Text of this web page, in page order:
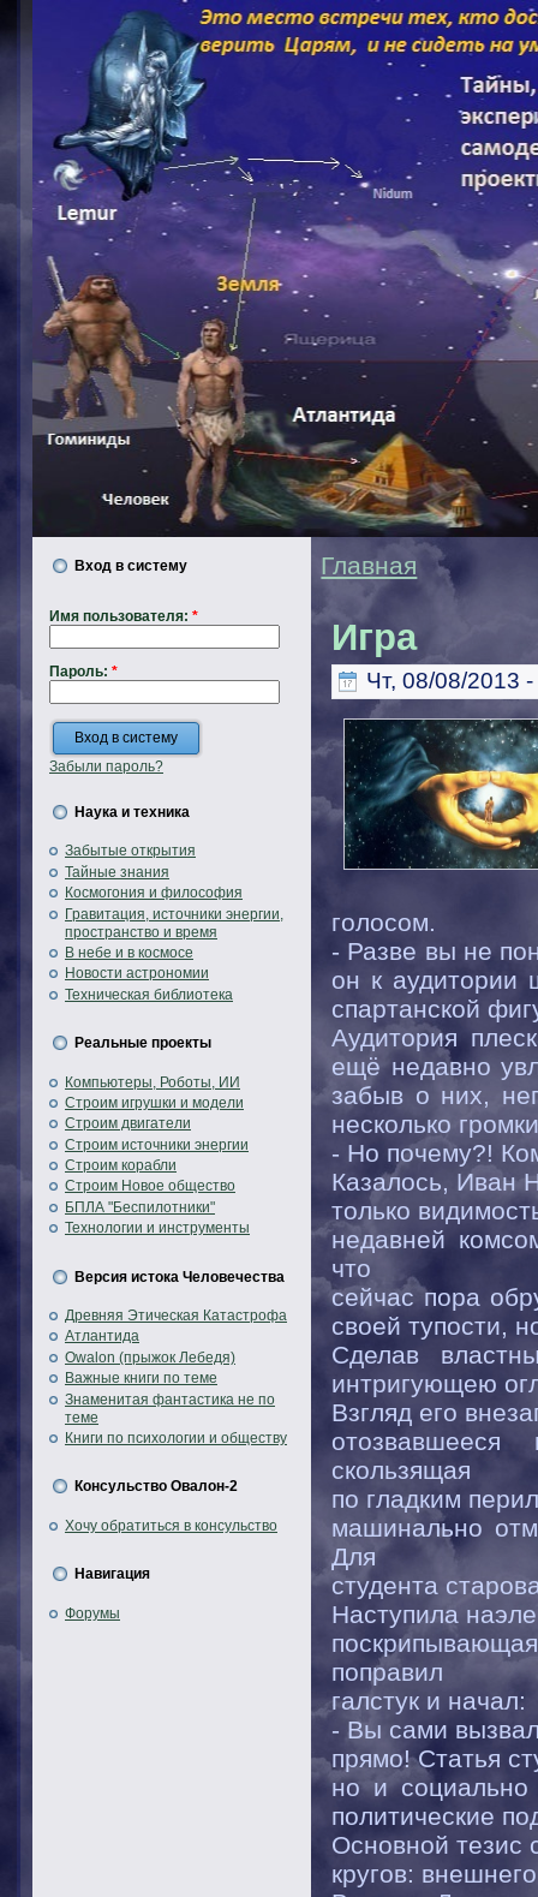
Вход в систему
Имя пользователя: *
Пароль: *
Забыли пароль?
Наука и техника
Забытые открытия
Тайные знания
Космогония и философия
Гравитация, источники энергии,
пространство и время
В небе и в космосе
Новости астрономии
Техническая библиотека
Реальные проекты
Компьютеры, Роботы, ИИ
Строим игрушки и модели
Строим двигатели
Строим источники энергии
Строим корабли
Строим Новое общество
БПЛА "Беспилотники"
Технологии и инструменты
Версия истока Человечества
Древняя Этическая Катастрофа
Атлантида
Owalon (прыжок Лебедя)
Важные книги по теме
Знаменитая фантастика не по
теме
Книги по психологии и обществу
Консульство Овалон-2
Хочу обратиться в консульство
Навигация
Форумы
Главная
Игра
Чт, 08/08/2013
голосом.
- Разве вы не
он к аудитории
спартанской
Аудитория
ещё недавно
забыв о них,
несколько
- Но почему?!
Казалось, Иван
только
недавней
что
сейчас пора
своей тупости,
Сделав
интригующею
Взгляд его
скользящая
по гладким
машинально
Для
студента
Наступила
поправил
галстук и начал:
- Вы сами
прямо! Статья
но и социально
политические
Основной тезис
кругов: